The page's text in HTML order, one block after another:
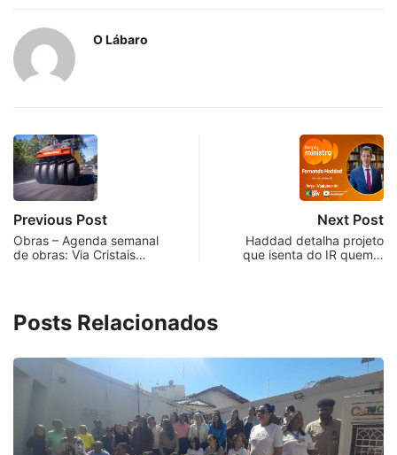
O Lábaro
Previous Post
Obras – Agenda semanal
de obras: Via Cristais…
Next Post
Haddad detalha projeto
que isenta do IR quem…
Posts Relacionados